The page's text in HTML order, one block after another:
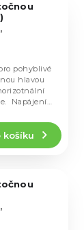
košíku
pohyblivé
hlavou
Napájení